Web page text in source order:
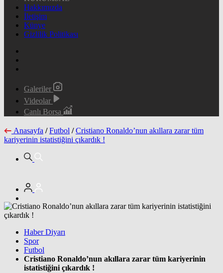
Hakkımızda
İletişim
Künye
Gizlilik Politikası
Galeriler
Videolar
Canlı Borsa
Anasayfa / Futbol / Cristiano Ronaldo’nun akıllara zarar tüm
kariyerinin istatistiğini çıkardık !
Haber Diyarı
Spor
Futbol
Cristiano Ronaldo’nun akıllara zarar tüm kariyerinin
istatistiğini çıkardık !